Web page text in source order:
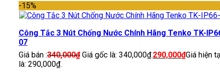
-15%
Công Tắc 3 Nút Chống Nước Chính Hãng Tenko TK-
07
Giá bán :340,000₫ Giá gốc là: 340,000₫.290,000₫Giá hiện
là: 290,000₫.